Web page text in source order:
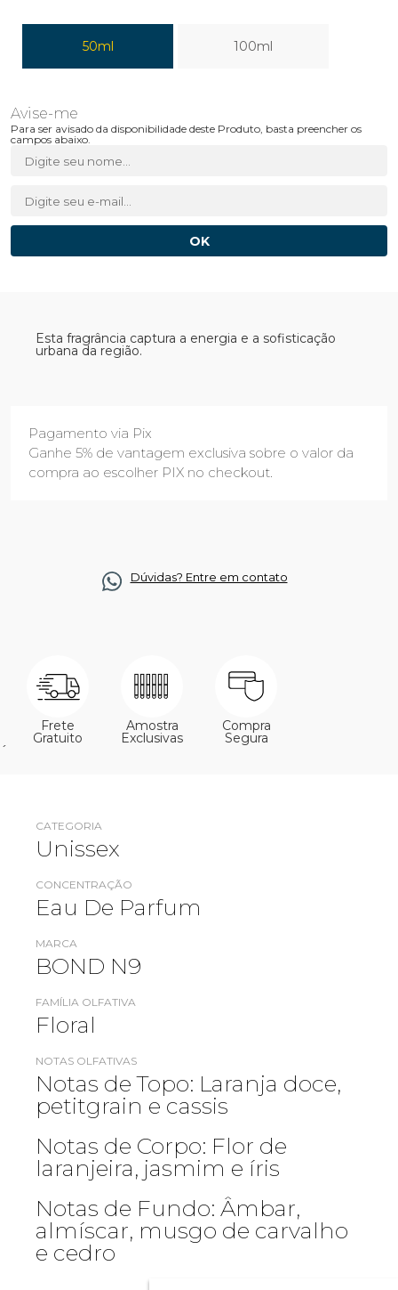
50ml 100ml
Para ser avisado da disponibilidade deste Produto, basta preencher os
campos abaixo.
Esta fragrância captura a energia e a sofisticação
urbana da região.
Pagamento via Pix
Ganhe 5% de vantagem exclusiva sobre o valor da
compra ao escolher PIX no checkout.
Dúvidas? Entre em contato
Frete
Gratuito
Amostra
Exclusivas
Compra
Segura
´
CATEGORIA
Unissex
CONCENTRAÇÃO
Eau De Parfum
MARCA
BOND N9
FAMÍLIA OLFATIVA
Floral
NOTAS OLFATIVAS
Notas de Topo: Laranja doce,
petitgrain e cassis
Notas de Corpo: Flor de
laranjeira, jasmim e íris
Notas de Fundo: Âmbar,
almíscar, musgo de carvalho
e cedro